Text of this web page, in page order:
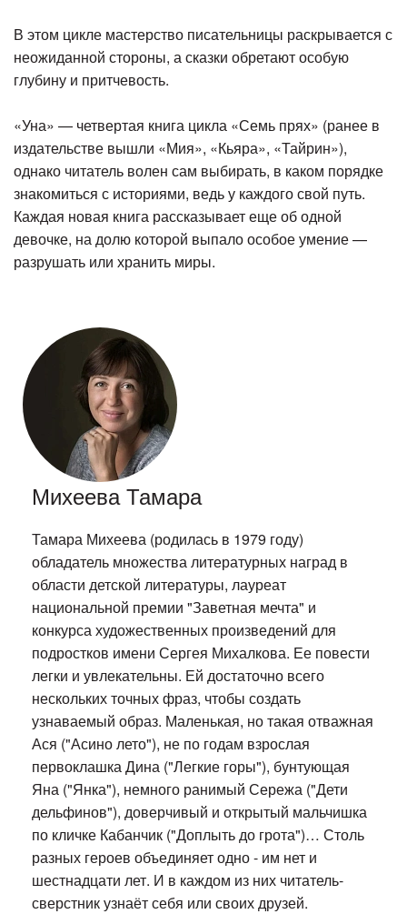
В этом цикле мастерство писательницы раскрывается с
неожиданной стороны, а сказки обретают особую
глубину и притчевость.
«Уна» — четвертая книга цикла «Семь прях» (ранее в
издательстве вышли «Мия», «Кьяра», «Тайрин»),
однако читатель волен сам выбирать, в каком порядке
знакомиться с историями, ведь у каждого свой путь.
Каждая новая книга рассказывает еще об одной
девочке, на долю которой выпало особое умение —
разрушать или хранить миры.
Михеева Тамара
Тамара Михеева (родилась в 1979 году)
обладатель множества литературных наград в
области детской литературы, лауреат
национальной премии "Заветная мечта" и
конкурса художественных произведений для
подростков имени Сергея Михалкова. Ее повести
легки и увлекательны. Ей достаточно всего
нескольких точных фраз, чтобы создать
узнаваемый образ. Маленькая, но такая отважная
Ася ("Асино лето"), не по годам взрослая
первоклашка Дина ("Легкие горы"), бунтующая
Яна ("Янка"), немного ранимый Сережа ("Дети
дельфинов"), доверчивый и открытый мальчишка
по кличке Кабанчик ("Доплыть до грота")… Столь
разных героев объединяет одно - им нет и
шестнадцати лет. И в каждом из них читатель-
сверстник узнаёт себя или своих друзей.